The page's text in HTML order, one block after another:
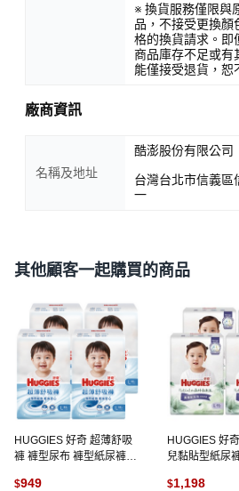
※ 換貨服務僅限與
品，不接受更換顏
格的換貨請求。即
商品庫存不足或有
能僅接受退貨，恕
廠商資訊
名稱及地址
酷澎股份有限公司
台灣台北市信義區
一
其他顧客一起購買的商品
HUGGIES 好奇 超薄舒吸
褲 褲型尿布 褲型紙尿褲
$949
HUGGIES 好
兒黏貼型紙尿
$1,198